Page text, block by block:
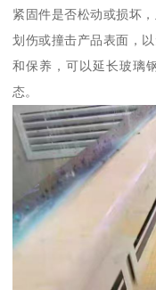
紧固件是否松动或损坏
划伤或撞击产品表面，
和保养，可以延长玻璃
态。